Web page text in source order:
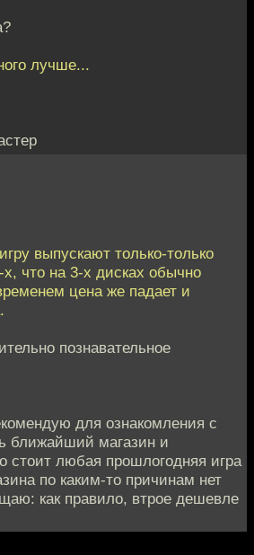
лучше...
выпускают только-только
х, что на 3-х дисках обычно
цена же падает и
познавательное
для ознакомления с
ближайший магазин и
стоит любая прошлогодняя игра
по каким-то причинам нет
как правило, втрое дешевле